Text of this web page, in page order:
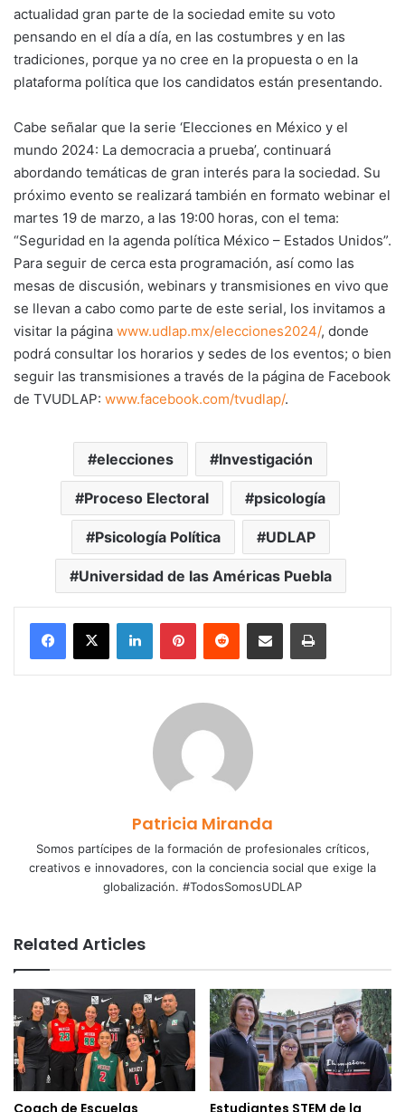
actualidad gran parte de la sociedad emite su voto
pensando en el día a día, en las costumbres y en las
tradiciones, porque ya no cree en la propuesta o en la
plataforma política que los candidatos están presentando.
Cabe señalar que la serie ‘Elecciones en México y el
mundo 2024: La democracia a prueba’, continuará
abordando temáticas de gran interés para la sociedad. Su
próximo evento se realizará también en formato webinar el
martes 19 de marzo, a las 19:00 horas, con el tema:
“Seguridad en la agenda política México – Estados Unidos”.
Para seguir de cerca esta programación, así como las
mesas de discusión, webinars y transmisiones en vivo que
se llevan a cabo como parte de este serial, los invitamos a
visitar la página www.udlap.mx/elecciones2024/, donde
podrá consultar los horarios y sedes de los eventos; o bien
seguir las transmisiones a través de la página de Facebook
de TVUDLAP: www.facebook.com/tvudlap/.
elecciones Investigación
Proceso Electoral psicología
Psicología Política UDLAP
Universidad de las Américas Puebla
LinkedInPinterestReddit Share via Email Print
Patricia Miranda
Somos partícipes de la formación de profesionales críticos,
creativos e innovadores, con la conciencia social que exige la
globalización. #TodosSomosUDLAP
Related Articles